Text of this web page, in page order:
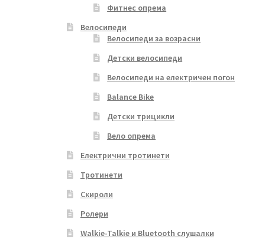
Фитнес опрема
Велосипеди
Велосипеди за возрасни
Детски велосипеди
Велосипеди на електричен погон
Balance Bike
Детски трицикли
Вело опрема
Електрични тротинети
Тротинети
Скироли
Ролери
Walkie-Talkie и Bluetooth слушалки